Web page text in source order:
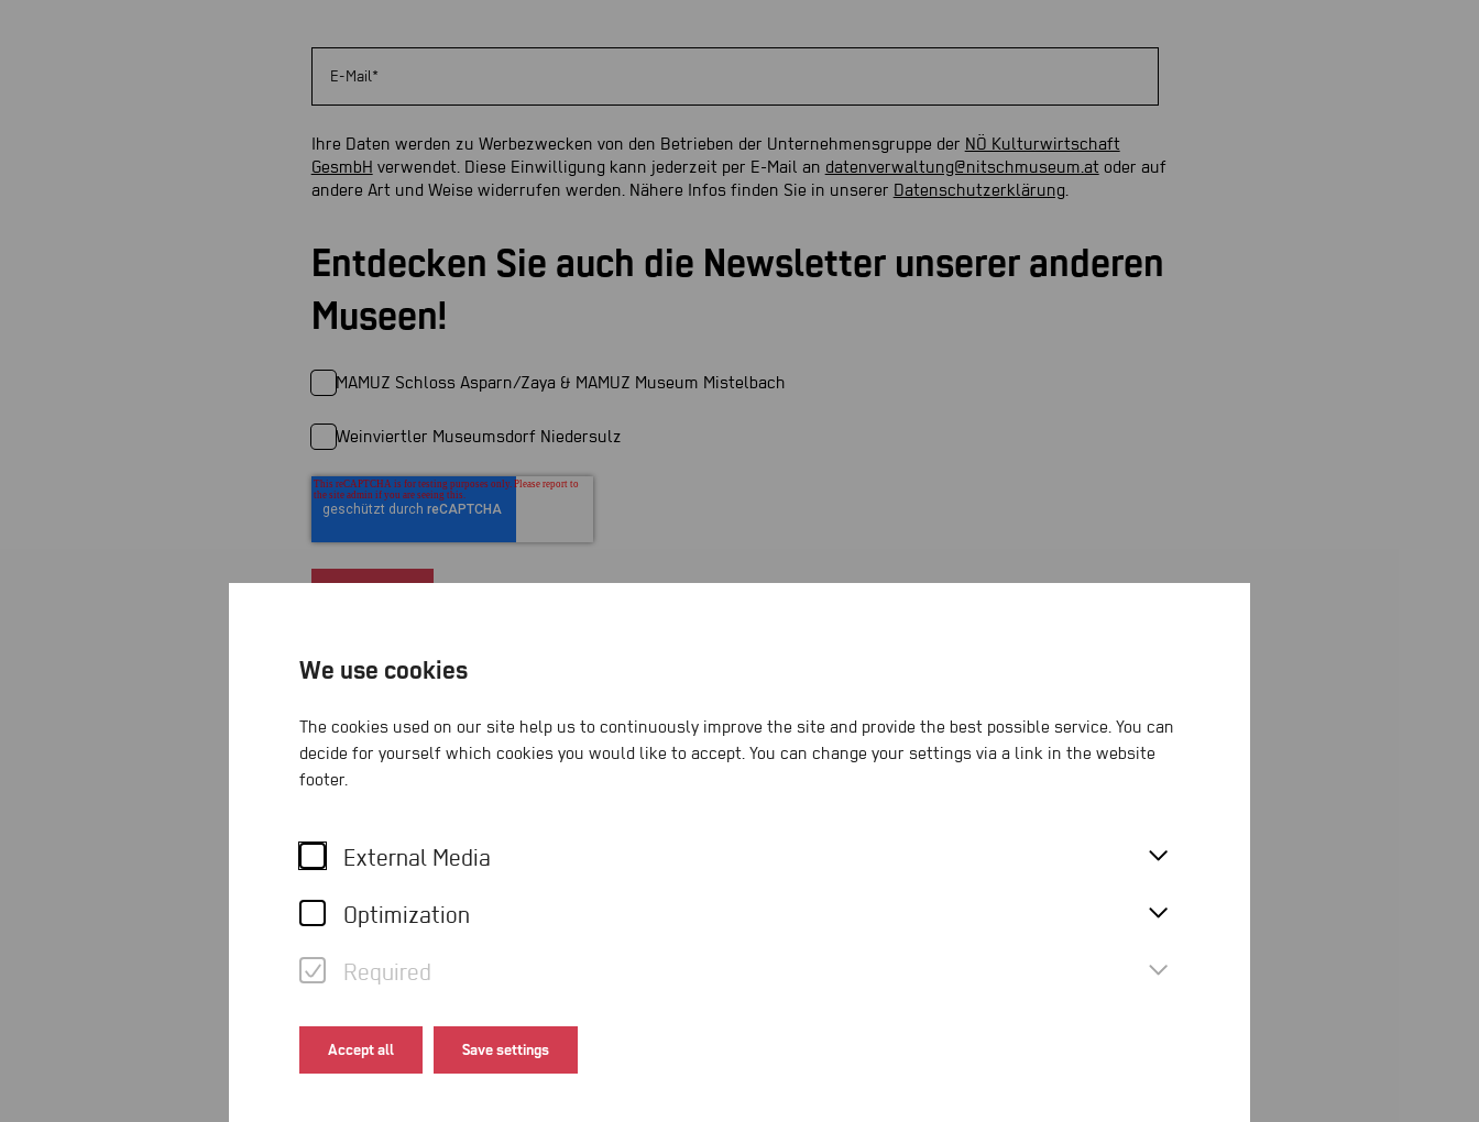
We use cookies
The cookies used on our site help us to continuously improve the site and provide the best possible service. You can
decide for yourself which cookies you would like to accept. You can change your settings via a link in the website
footer.
External Media
Optimization
Required
Accept all Save settings
Ihre Daten werden zu Werbezwecken von den Betrieben der Unternehmensgruppe der NÖ Kulturwirtschaft
GesmbH verwendet. Diese Einwilligung kann jederzeit per E-Mail an datenverwaltung@nitschmuseum.atoder auf
andere Art und Weise widerrufen werden. Nähere Infos finden Sie in unserer Datenschutzerklärung.
Entdecken Sie auch die Newsletter unserer anderen
Museen!
MAMUZ Schloss Asparn/Zaya & MAMUZ Museum Mistelbach
Weinviertler Museumsdorf Niedersulz
Angebote für Reisegruppen